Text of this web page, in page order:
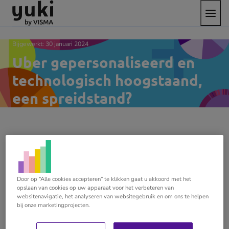
Direct
naar
content
Direct
naar
footer
Ga
naar
homepage
het
menu
Uber gepersonaliseerd en
technologisch hoogstaand,
een spreidstand?
Bijgewerkt: 30 januari 2024
De verwachtingen van de gedigitaliseerde
klant zijn sky-high, maar is jouw service dat
ook?
Door op “Alle cookies accepteren” te klikken gaat u akkoord met het
opslaan van cookies op uw apparaat voor het verbeteren van
websitenavigatie, het analyseren van websitegebruik en om ons te helpen
bij onze marketingprojecten.